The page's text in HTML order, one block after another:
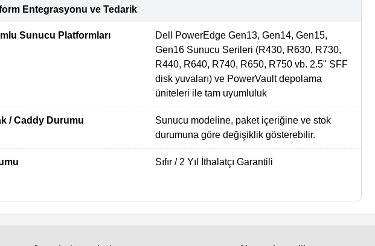
Entegrasyonu ve Tedarik
Sunucu Platformları
Dell PowerEdge Gen13, Gen14, Gen15,
Gen16 Sunucu Serileri (R430, R630, R730,
R440, R640, R740, R650, R750 vb. 2.5" SFF
disk yuvaları) ve PowerVault depolama
üniteleri ile tam uyumluluk
/ Caddy Durumu
Sunucu modeline, paket içeriğine ve stok
durumuna göre değişiklik gösterebilir.
Sıfır / 2 Yıl İthalatçı Garantili